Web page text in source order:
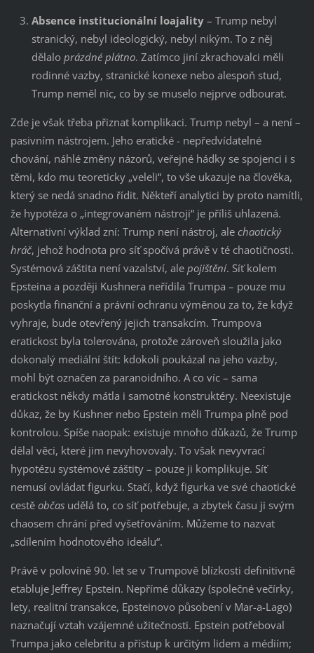
Absence institucionální loajality– Trump nebyl
stranický, nebyl ideologický, nebyl nikým. To z něj
dělalo prázdné plátno. Zatímco jiní zkrachovalci měli
rodinné vazby, stranické konexe nebo alespoň stud,
Trump neměl nic, co by se muselo nejprve odbourat.
Zde je však třeba přiznat komplikaci. Trump nebyl – a není –
pasivním nástrojem. Jeho eratické - nepředvídatelné
chování, náhlé změny názorů, veřejné hádky se spojenci i s
těmi, kdo mu teoreticky „veleli“, to vše ukazuje na člověka,
který se nedá snadno řídit. Někteří analytici by proto namítli,
že hypotéza o „integrovaném nástroji“ je příliš uhlazená.
Alternativní výklad zní: Trump není nástroj, ale chaotický
hráč, jehož hodnota pro síť spočívá právě v té chaotičnosti.
Systémová záštita není vazalství, ale pojištění. Síť kolem
Epsteina a později Kushnera neřídila Trumpa – pouze mu
poskytla finanční a právní ochranu výměnou za to, že když
vyhraje, bude otevřený jejich transakcím. Trumpova
eratickost byla tolerována, protože zároveň sloužila jako
dokonalý mediální štít: kdokoli poukázal na jeho vazby,
mohl být označen za paranoidního. A co víc – sama
eratickost někdy mátla i samotné konstruktéry. Neexistuje
důkaz, že by Kushner nebo Epstein měli Trumpa plně pod
kontrolou. Spíše naopak: existuje mnoho důkazů, že Trump
dělal věci, které jim nevyhovovaly. To však nevyvrací
hypotézu systémové záštity – pouze ji komplikuje. Síť
nemusí ovládat figurku. Stačí, když figurka ve své chaotické
cestě občasudělá to, co síť potřebuje, a zbytek času ji svým
chaosem chrání před vyšetřováním. Můžeme to nazvat
„sdílením hodnotového ideálu“.
Právě v polovině 90. let se v Trumpově blízkosti definitivně
etabluje Jeffrey Epstein. Nepřímé důkazy (společné večírky,
lety, realitní transakce, Epsteinovo působení v Mar-a-Lago)
naznačují vztah vzájemné užitečnosti. Epstein potřeboval
Trumpa jako celebritu a přístup k určitým lidem a médiím;